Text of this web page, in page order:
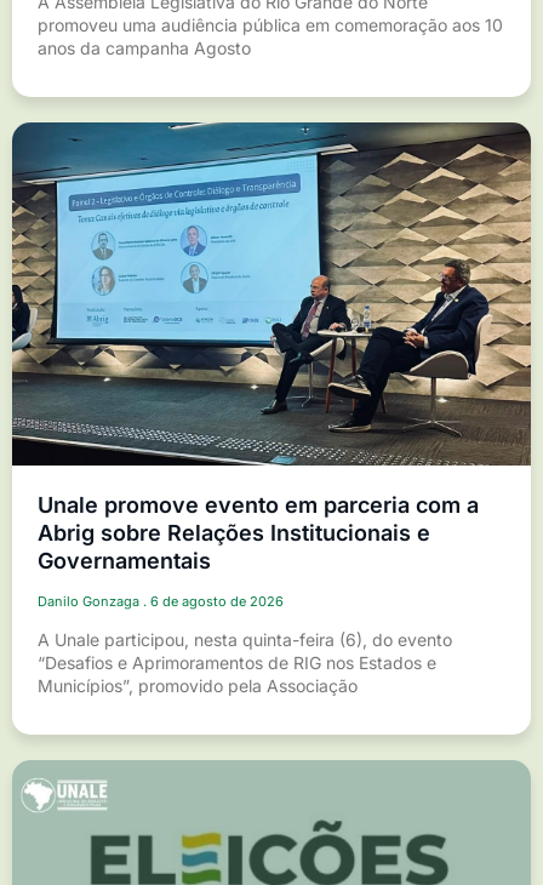
promoveu uma audiência pública em comemoração aos 10
anos da campanha Agosto
Unale promove evento em parceria com a
Abrig sobre Relações Institucionais e
Governamentais
Danilo Gonzaga 6 de agosto de 2026
A Unale participou, nesta quinta-feira (6), do evento
“Desafios e Aprimoramentos de RIG nos Estados e
Municípios”, promovido pela Associação